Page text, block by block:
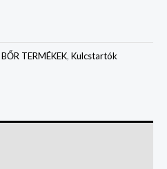
BŐR TERMÉKEK, Kulcstartók